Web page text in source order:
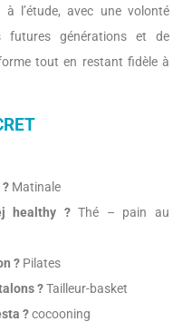
l’étude, avec une volonté
futures générations et de
tout en restant fidèle à
Matinale
healthy ?Thé – pain au
? Pilates
?Tailleur-basket
?cocooning